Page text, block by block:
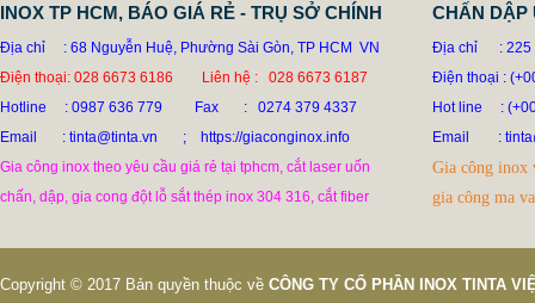
INOX TP HCM, BÁO GIÁ RẺ - TRỤ SỞ CHÍNH
Địa chỉ : 68 Nguyễn Huệ, Phường Sài Gòn, TP HCM VN
Điện thoại: 028 6673 6186 Liên hệ : 028 6673 6187
Hotline
: 0987 636 779 Fax : 0274 379 4337
Email : tinta@tinta.vn ; https://giaconginox.info
Gia công inox theo yêu cầu giá rẻ tại tphcm, cắt laser uốn
chấn, dập, gia cong đột lỗ sắt thép inox 304 316, cắt fiber
CHẤN DẬP
Địa chỉ : 225
Điện thoại :
Hot line
:
Email
:
Gia công inox
gia công ma
Copyright © 2017 Bản quyền thuộc về CÔNG TY CỔ PHẦN INOX TINTA